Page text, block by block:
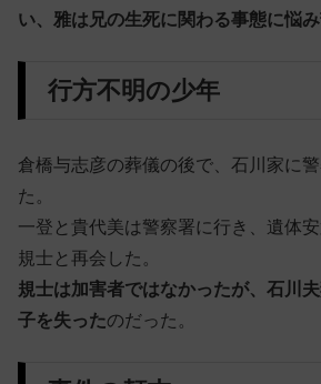
い、雅は兄の生死に関わる事態に悩み
行方不明の少年
倉橋与志彦の葬儀の後で、石川家に
た。
一登と貴代美は警察署に行き、遺体
規士と再会した。
規士は加害者ではなかったが、石川
子を失ったのだった。